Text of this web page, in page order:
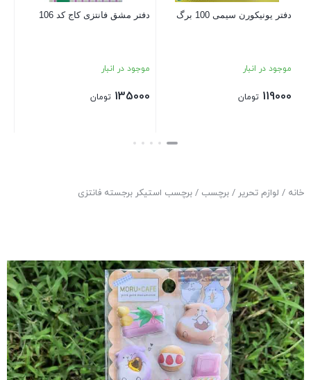
دفتر یونیکورن سیمی 100 برگ
موجود در انبار
119000 تومان
دفتر مشق فانتزی کاج کد 106
موجود در انبار
135000 تومان
بستن
خانه / لوازم تحریر / برچسب / برچسب استیکر برجسته فانتزی